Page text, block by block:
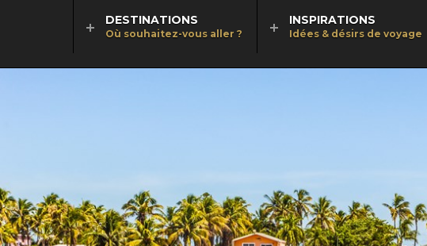
DESTINATIONS
Où souhaitez-vous aller ?
INSPIRATIONS
Idées & désirs de voyage